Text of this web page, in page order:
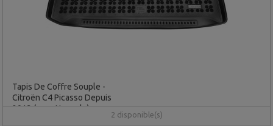
Tapis De Coffre Souple -
Citroën C4 Picasso Depuis
2013 (roue Normale)
2 disponible(s)